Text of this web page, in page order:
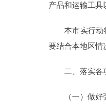
多语种
产品和运输工
本市实行动物
要结合本地区情
二、落实各
（一）做好强